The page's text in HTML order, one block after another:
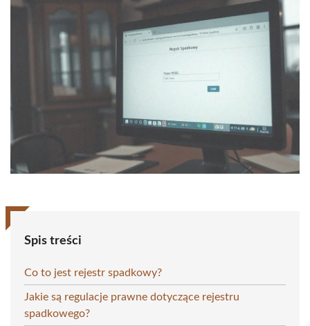
Spis treści
Co to jest rejestr spadkowy?
Jakie są regulacje prawne dotyczące rejestru
spadkowego?